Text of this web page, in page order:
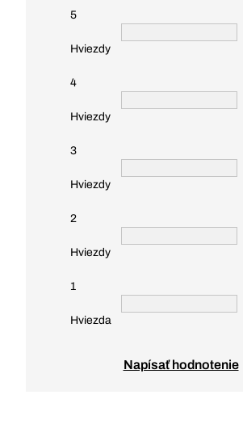
5
Hviezdy
4
Hviezdy
3
Hviezdy
2
Hviezdy
1
Hviezda
Napísať hodnotenie